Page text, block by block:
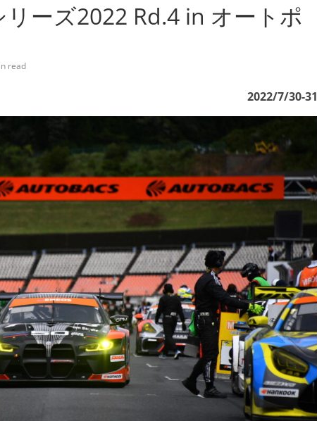
リーズ2022 Rd.4 in オートポ
read
2022/7/30-31